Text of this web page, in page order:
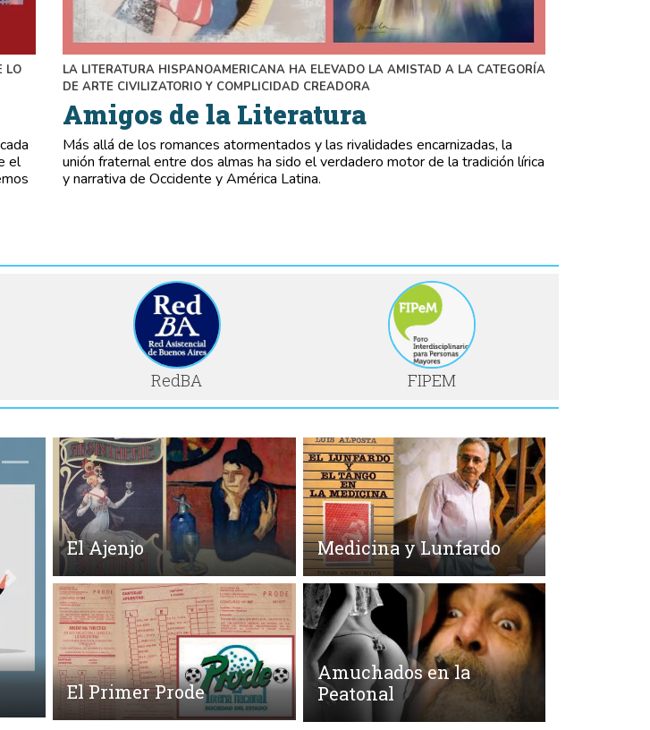
LO
el
LA LITERATURA HISPANOAMERICANA HA ELEVADO LA AMISTAD A LA CATEGORÍA
DE ARTE CIVILIZATORIO Y COMPLICIDAD CREADORA
Amigos de la Literatura
Más allá de los romances atormentados y las rivalidades encarnizadas, la
unión fraternal entre dos almas ha sido el verdadero motor de la tradición lírica
y narrativa de Occidente y América Latina.
RedBA FIPEM
Siguiente
El Ajenjo Medicina y Lunfardo
El Primer Prode
Amuchados en la
Peatonal